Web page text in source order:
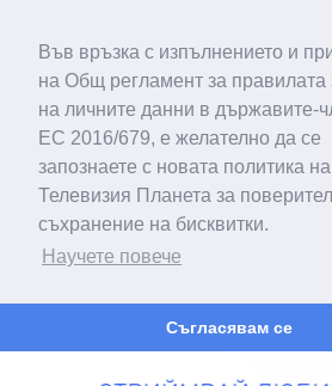
Във връзка с изпълнението и
на Общ регламент за правилата
на личните данни в държавите-
ЕС 2016/679, е желателно да се
запознаете с новата политика на
Телевизия Планета за
съхранение на бисквитки.
Научете повече
Съгласявам се